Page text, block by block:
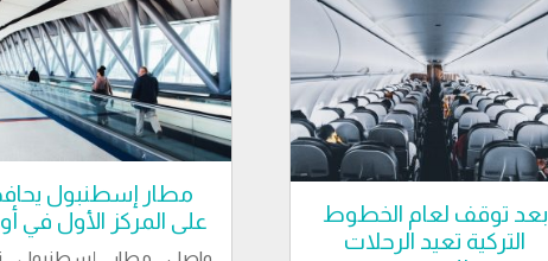
بعد توقف لعام الخطوط
التركية تعيد الرحلات
مطار إسطنبول
على المركز الأول في